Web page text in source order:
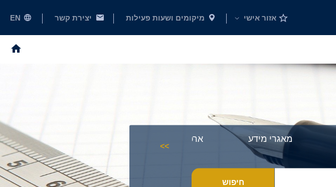
אזור אישי מיקומים ושעות פעילות יצירת קשר EN
מאגרי מידע ארכיון היסטורי
>>
חיפוש